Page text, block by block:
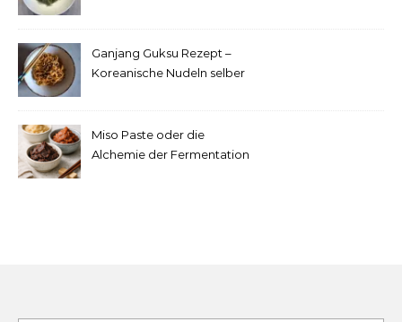
Ganjang Guksu Rezept –
Koreanische Nudeln selber
Miso Paste oder die
Alchemie der Fermentation